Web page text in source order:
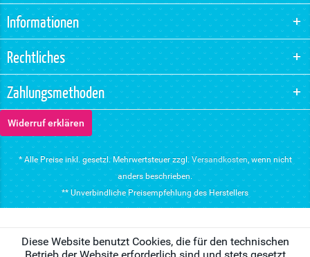
Informationen
Rechtliches
Zahlungsmethoden
Widerruf erklären
* Alle Preise inkl. gesetzl. Mehrwertsteuer zzgl. Versandkosten, wenn nicht
anders beschrieben.
** Unverbindliche Preisempfehlung des Herstellers
Diese Website benutzt Cookies, die für den technischen